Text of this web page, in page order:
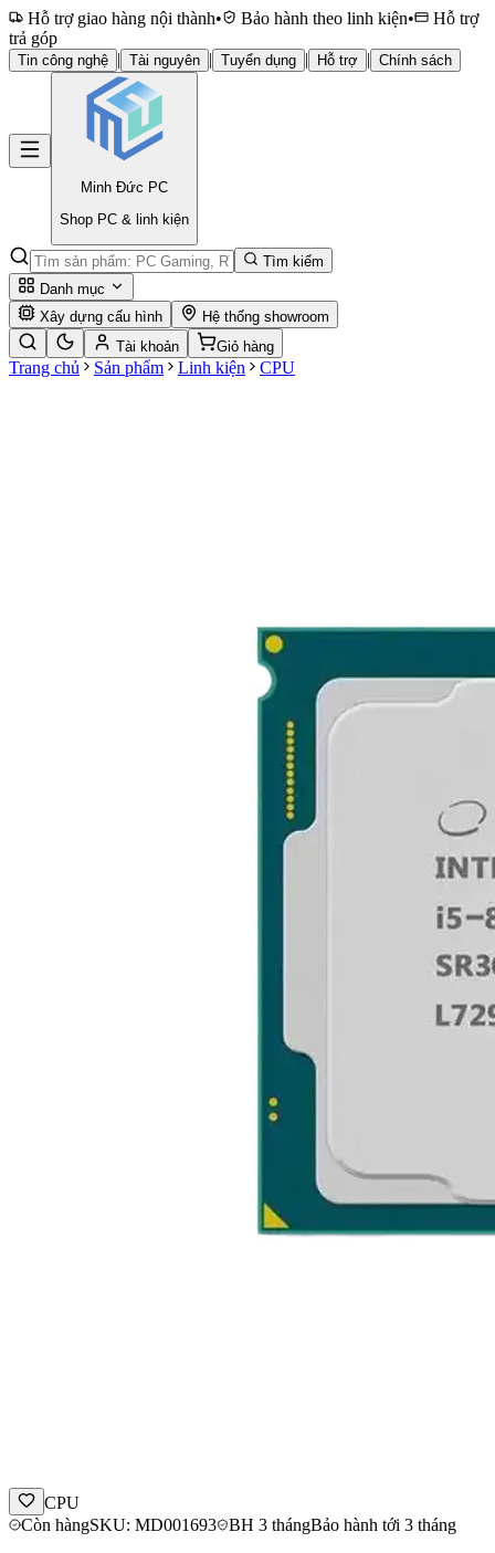
Hỗ trợ giao hàng nội thành• Bảo hành theo linh kiện•
Hỗ trợ
trả góp
Tin công nghệ | Tài nguyên | Tuyển dụng | Hỗ trợ | Chính sách
Minh Đức PC
Shop PC & linh kiện
Tìm kiếm
Danh mục
Xây dựng cấu hình
Hệ thống showroom
Tài khoản
Giỏ hàng
Trang chủ Sản phẩm Linh kiện CPU
CPU
Còn hàngSKU: MD001693 BH 3 thángBảo hành tới 3 tháng